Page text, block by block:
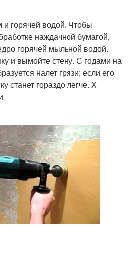
горячей водой. Чтобы
наждачной бумагой,
горячей мыльной водой.
и вымойте стену. С годами на
налет грязи; если его
станет гораздо легче. X